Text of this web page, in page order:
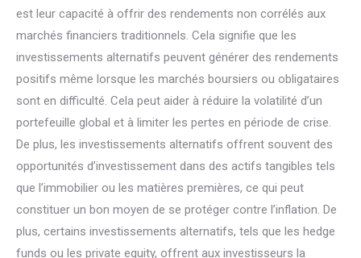
est leur capacité à offrir des rendements non corrélés aux
marchés financiers traditionnels. Cela signifie que les
investissements alternatifs peuvent générer des rendements
positifs même lorsque les marchés boursiers ou obligataires
sont en difficulté. Cela peut aider à réduire la volatilité d’un
portefeuille global et à limiter les pertes en période de crise.
De plus, les investissements alternatifs offrent souvent des
opportunités d’investissement dans des actifs tangibles tels
que l’immobilier ou les matières premières, ce qui peut
constituer un bon moyen de se protéger contre l’inflation. De
plus, certains investissements alternatifs, tels que les hedge
funds ou les private equity, offrent aux investisseurs la